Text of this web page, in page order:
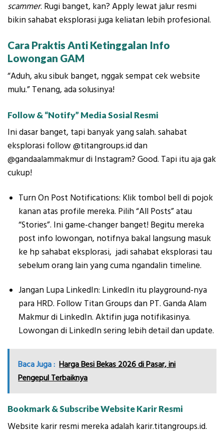
scammer. Rugi banget, kan? Apply lewat jalur resmi
bikin sahabat eksplorasi juga keliatan lebih profesional.
Cara Praktis Anti Ketinggalan Info
Lowongan GAM
“Aduh, aku sibuk banget, nggak sempat cek website
mulu.” Tenang, ada solusinya!
Follow & “Notify” Media Sosial Resmi
Ini dasar banget, tapi banyak yang salah. sahabat
eksplorasi follow @titangroups.id dan
@gandaalammakmur di Instagram? Good. Tapi itu aja gak
cukup!
Turn On Post Notifications: Klik tombol bell di pojok
kanan atas profile mereka. Pilih “All Posts” atau
“Stories”. Ini game-changer banget! Begitu mereka
post info lowongan, notifnya bakal langsung masuk
ke hp sahabat eksplorasi, jadi sahabat eksplorasi tau
sebelum orang lain yang cuma ngandalin timeline.
Jangan Lupa LinkedIn: LinkedIn itu playground-nya
para HRD. Follow Titan Groups dan PT. Ganda Alam
Makmur di LinkedIn. Aktifin juga notifikasinya.
Lowongan di LinkedIn sering lebih detail dan update.
Baca Juga : Harga Besi Bekas 2026 di Pasar, ini
Pengepul Terbaiknya
Bookmark & Subscribe Website Karir Resmi
Website karir resmi mereka adalah karir.titangroups.id.